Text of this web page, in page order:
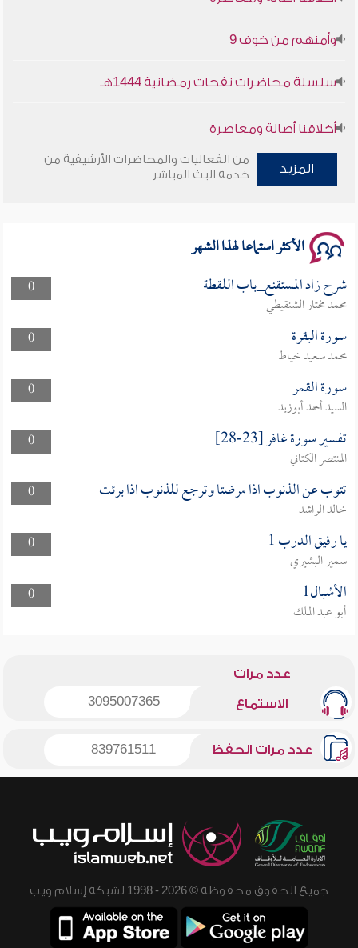
وأمنهم من خوف 9
سلسلة محاضرات نفحات رمضانية 1444هـ
أخلاقنا أصالة ومعاصرة
وأمنهم من خوف 9
المزيد
من الفعاليات والمحاضرات الأرشيفية من
خدمة البث المباشر
الأكثر استماعا لهذا الشهر
0 شرح زاد المستقنع_باب اللقطة
محمد مختار الشنقيطي
0
سورة البقرة
محمد سعيد خياط
0
سورة القمر
السيد أحمد أبوزيد
0
تفسير سورة غافر [23-28]
المنتصر الكتاني
0
تتوب عن الذنوب اذا مرضتا وترجع للذنوب اذا برئت
خالد الراشد
0
يا رفيق الدرب 1
سمير البشيري
0
الأشبال1
أبو عبد الملك
عدد مرات
الاستماع 3095007365
عدد مرات الحفظ 839761511
جميع الحقوق محفوظة © 2026 - 1998 لشبكة إسلام ويب